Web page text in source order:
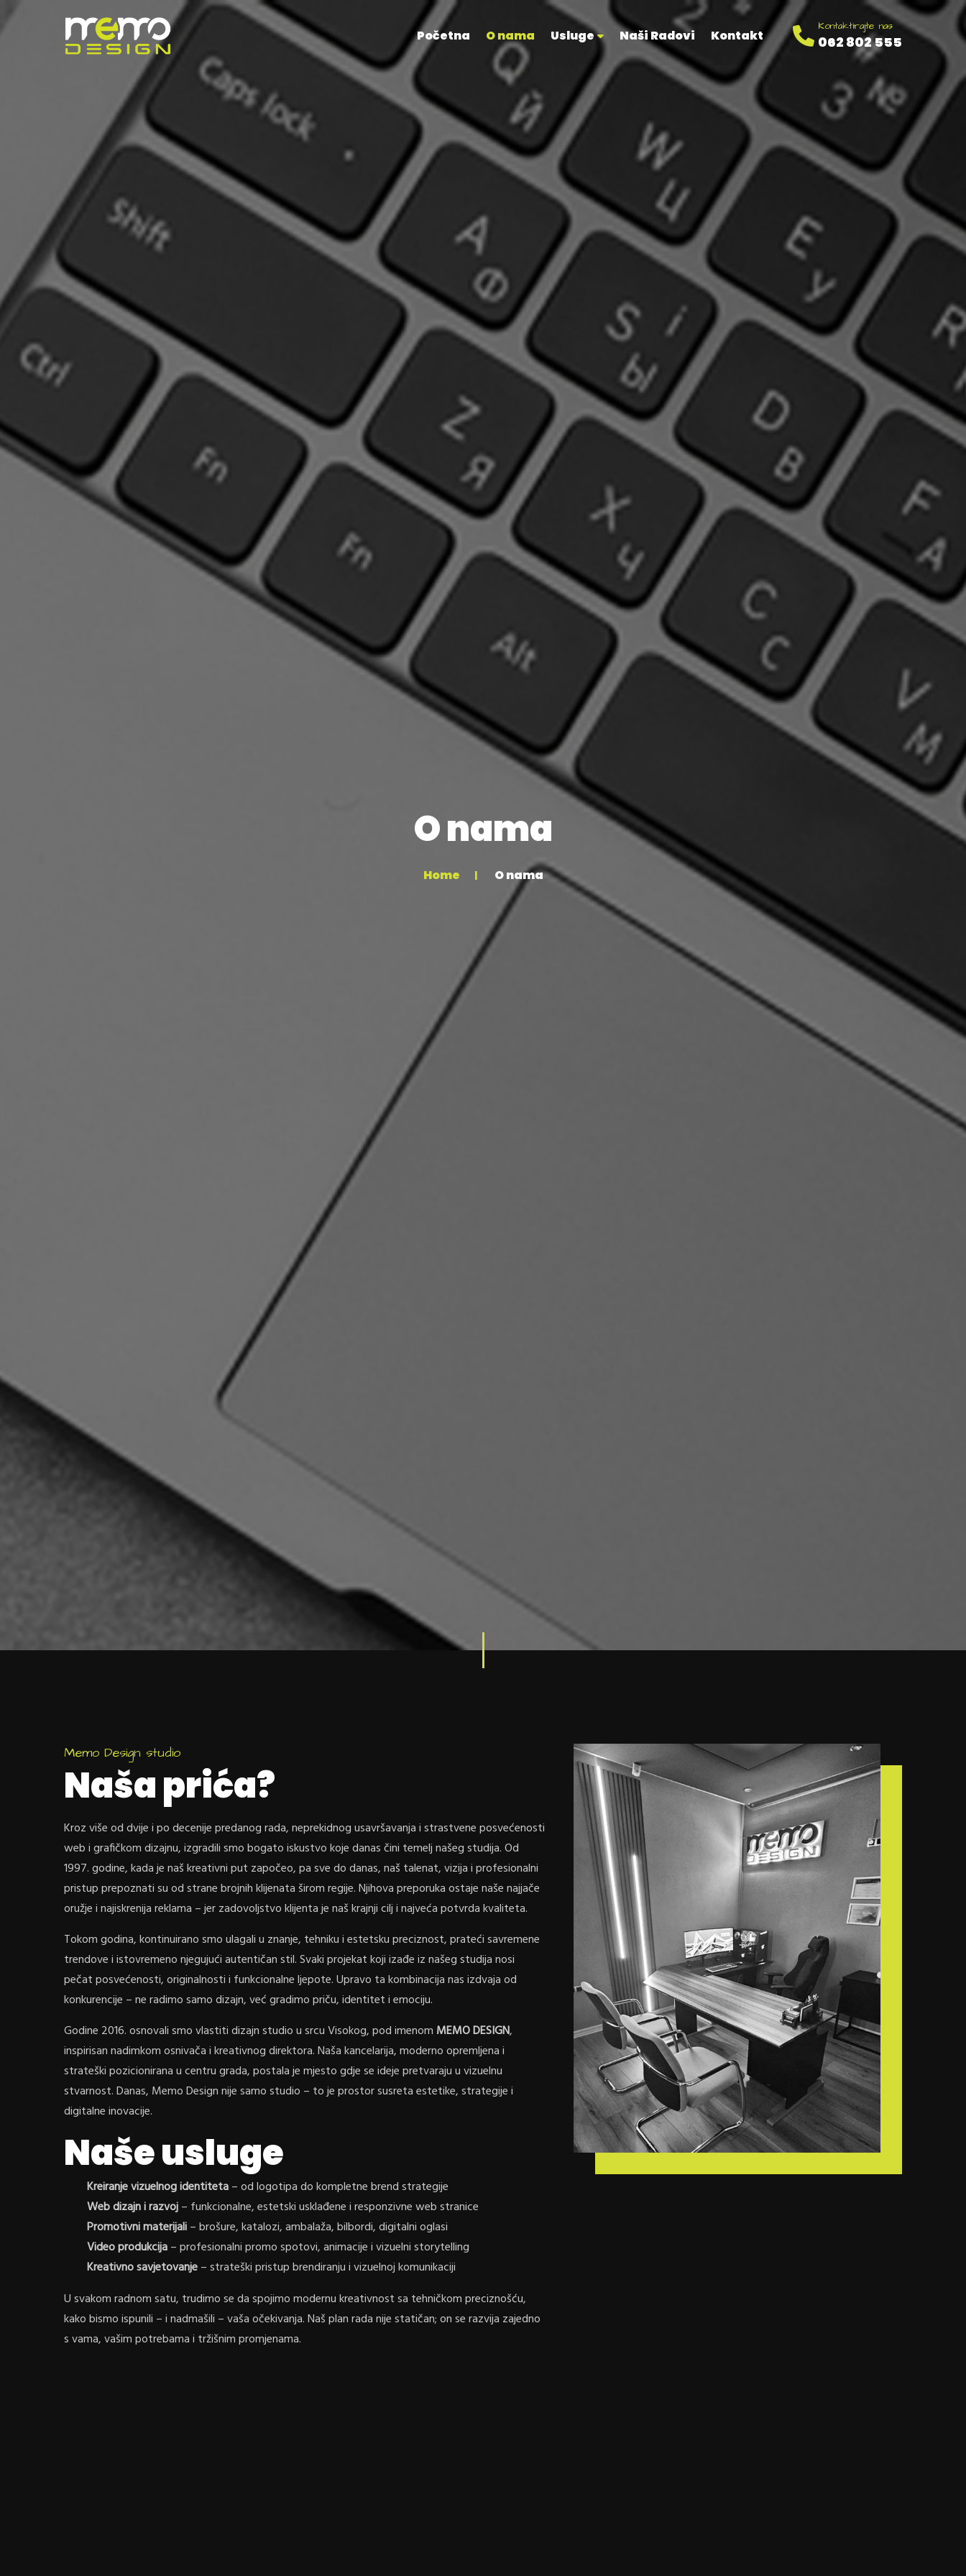
Početna O nama Usluge Naši Radovi Kontakt
Kontaktirajte nas
062 802 555
O nama
Home O nama
Memo Design studio
Naša prića?
Kroz više od dvije i po decenije predanog rada, neprekidnog usavršavanja i strastvene posvećenosti
web i grafičkom dizajnu, izgradili smo bogato iskustvo koje danas čini temelj našeg studija. Od
1997. godine, kada je naš kreativni put započeo, pa sve do danas, naš talenat, vizija i profesionalni
pristup prepoznati su od strane brojnih klijenata širom regije. Njihova preporuka ostaje naše najjače
oružje i najiskrenija reklama – jer zadovoljstvo klijenta je naš krajnji cilj i najveća potvrda kvaliteta.
Tokom godina, kontinuirano smo ulagali u znanje, tehniku i estetsku preciznost, prateći savremene
trendove i istovremeno njegujući autentičan stil. Svaki projekat koji izađe iz našeg studija nosi
pečat posvećenosti, originalnosti i funkcionalne ljepote. Upravo ta kombinacija nas izdvaja od
konkurencije – ne radimo samo dizajn, već gradimo priču, identitet i emociju.
Godine 2016. osnovali smo vlastiti dizajn studio u srcu Visokog, pod imenom MEMO DESIGN,
inspirisan nadimkom osnivača i kreativnog direktora. Naša kancelarija, moderno opremljena i
strateški pozicionirana u centru grada, postala je mjesto gdje se ideje pretvaraju u vizuelnu
stvarnost. Danas, Memo Design nije samo studio – to je prostor susreta estetike, strategije i
digitalne inovacije.
Naše usluge
Kreiranje vizuelnog identiteta– od logotipa do kompletne brend strategije
Web dizajn i razvoj– funkcionalne, estetski usklađene i responzivne web stranice
Promotivni materijali– brošure, katalozi, ambalaža, bilbordi, digitalni oglasi
Video produkcija– profesionalni promo spotovi, animacije i vizuelni storytelling
Kreativno savjetovanje– strateški pristup brendiranju i vizuelnoj komunikaciji
U svakom radnom satu, trudimo se da spojimo modernu kreativnost sa tehničkom preciznošću,
kako bismo ispunili – i nadmašili – vaša očekivanja. Naš plan rada nije statičan; on se razvija zajedno
s vama, vašim potrebama i tržišnim promjenama.